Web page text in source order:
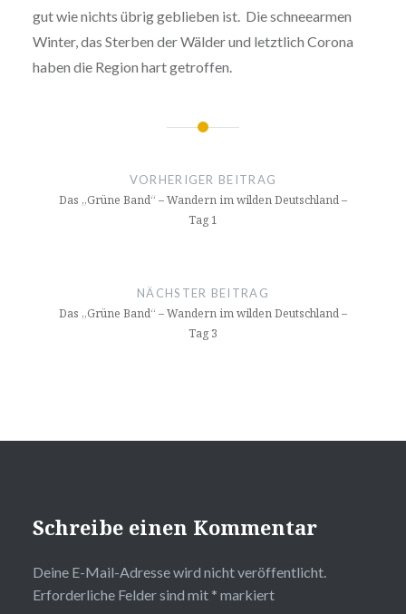
gut wie nichts übrig geblieben ist. Die schneearmen
Winter, das Sterben der Wälder und letztlich Corona
haben die Region hart getroffen.
Beitragsnavigation
VORHERIGER BEITRAG
Das „Grüne Band“ – Wandern im wilden Deutschland –
Tag 1
NÄCHSTER BEITRAG
Das „Grüne Band“ – Wandern im wilden Deutschland –
Tag 3
Schreibe einen Kommentar
Deine E-Mail-Adresse wird nicht veröffentlicht.
Erforderliche Felder sind mit * markiert